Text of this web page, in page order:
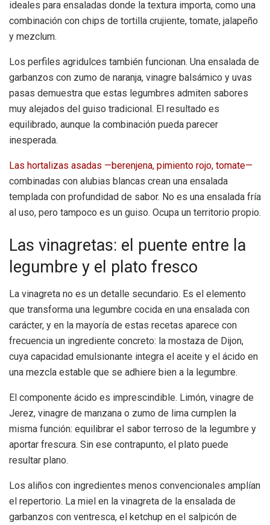
ideales para ensaladas donde la textura importa, como una
combinación con chips de tortilla crujiente, tomate, jalapeño
y mezclum.
Los perfiles agridulces también funcionan. Una ensalada de
garbanzos con zumo de naranja, vinagre balsámico y uvas
pasas demuestra que estas legumbres admiten sabores
muy alejados del guiso tradicional. El resultado es
equilibrado, aunque la combinación pueda parecer
inesperada.
Las hortalizas asadas —berenjena, pimiento rojo, tomate—
combinadas con alubias blancas crean una ensalada
templada con profundidad de sabor. No es una ensalada fría
al uso, pero tampoco es un guiso. Ocupa un territorio propio.
Las vinagretas: el puente entre la
legumbre y el plato fresco
La vinagreta no es un detalle secundario. Es el elemento
que transforma una legumbre cocida en una ensalada con
carácter, y en la mayoría de estas recetas aparece con
frecuencia un ingrediente concreto: la mostaza de Dijon,
cuya capacidad emulsionante integra el aceite y el ácido en
una mezcla estable que se adhiere bien a la legumbre.
El componente ácido es imprescindible. Limón, vinagre de
Jerez, vinagre de manzana o zumo de lima cumplen la
misma función: equilibrar el sabor terroso de la legumbre y
aportar frescura. Sin ese contrapunto, el plato puede
resultar plano.
Los aliños con ingredientes menos convencionales amplían
el repertorio. La miel en la vinagreta de la ensalada de
garbanzos con ventresca, el ketchup en el salpicón de